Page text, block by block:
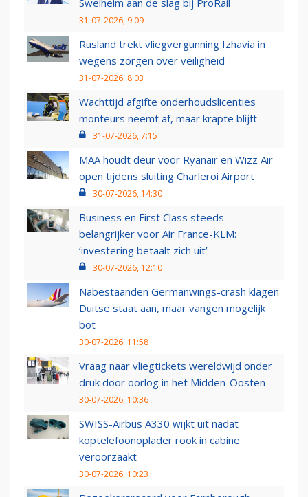
Swelheim aan de slag bij ProRail
31-07-2026, 9:09
Rusland trekt vliegvergunning Izhavia in
wegens zorgen over veiligheid
31-07-2026, 8:03
Wachttijd afgifte onderhoudslicenties
monteurs neemt af, maar krapte blijft
31-07-2026, 7:15
MAA houdt deur voor Ryanair en Wizz Air
open tijdens sluiting Charleroi Airport
30-07-2026, 14:30
Business en First Class steeds
belangrijker voor Air France-KLM:
‘investering betaalt zich uit’
30-07-2026, 12:10
Nabestaanden Germanwings-crash klagen
Duitse staat aan, maar vangen mogelijk
bot
30-07-2026, 11:58
Vraag naar vliegtickets wereldwijd onder
druk door oorlog in het Midden-Oosten
30-07-2026, 10:36
SWISS-Airbus A330 wijkt uit nadat
koptelefoonoplader rook in cabine
veroorzaakt
30-07-2026, 10:23